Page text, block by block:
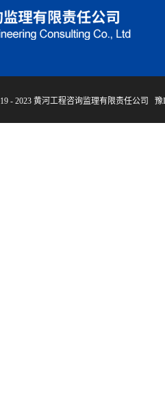
- 2023 黄河工程咨询监理有限责任公司 豫